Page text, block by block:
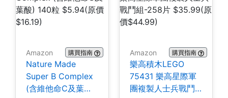
Amazon 購買指南
Nature Made
Super B Complex
(含維他命C及葉酸)
Amazon 購買指南
樂高積木LEGO
75431 樂高星際軍
團複製人士兵戰鬥